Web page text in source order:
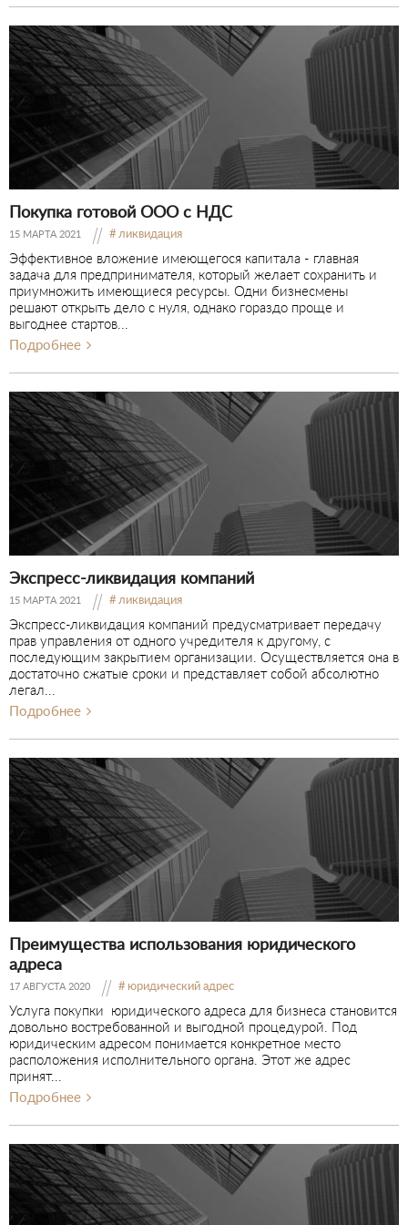
Покупка готовой ООО с НДС
15 МАРТА 2021 ликвидация
Эффективное вложение имеющегося капитала - главная
задача для предпринимателя, который желает сохранить и
приумножить имеющиеся ресурсы. Одни бизнесмены
решают открыть дело с нуля, однако гораздо проще и
выгоднее стартов...
Подробнее
Экспресс-ликвидация компаний
15 МАРТА 2021 ликвидация
Экспресс-ликвидация компаний предусматривает передачу
прав управления от одного учредителя к другому, с
последующим закрытием организации. Осуществляется она в
достаточно сжатые сроки и представляет собой абсолютно
легал...
Подробнее
Преимущества использования юридического
адреса
17 АВГУСТА 2020 юридический адрес
Услуга покупки юридического адреса для бизнеса становится
довольно востребованной и выгодной процедурой. Под
юридическим адресом понимается конкретное место
расположения исполнительного органа. Этот же адрес
принят...
Подробнее